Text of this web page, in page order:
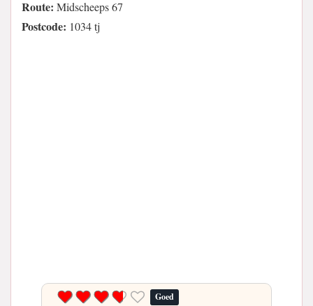
Route: Midscheeps 67
Postcode: 1034 tj
Goed